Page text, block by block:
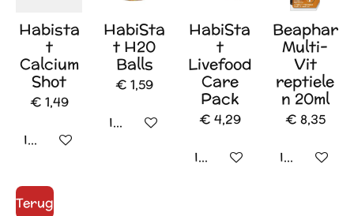
Habista
t
Calcium
Shot
€ 1,49
In winkelwagen
HabiSta
t H20
Balls
€ 1,59
In winkelwagen
HabiSta
t
Livefood
Care
Pack
€ 4,29
In winkelwagen
Beaphar
Multi-
Vit
reptiele
n 20ml
€ 8,35
In
Terug